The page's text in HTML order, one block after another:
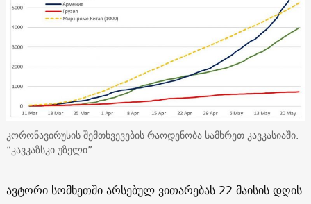
კორონავირუსის შემთხვევების რაოდენობა სამხრეთ კავკასიაში.
“კავკაზსკი უზელი”
ავტორი სომხეთში არსებულ ვითარებას 22 მაისის დღის